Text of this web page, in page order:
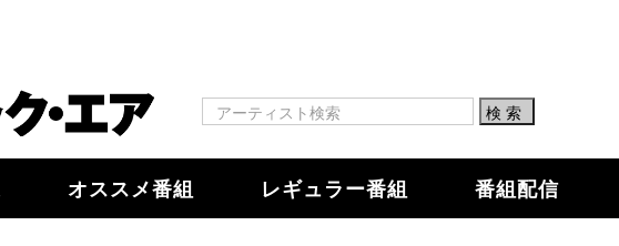
オススメ番組 レギュラー番組 番組配信